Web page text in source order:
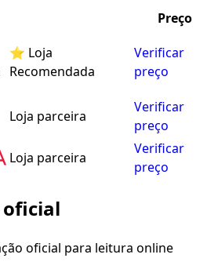
Preço
⭐ Loja
Recomendada
Verificar
preço
Loja parceira
Verificar
preço
Loja parceira
Verificar
preço